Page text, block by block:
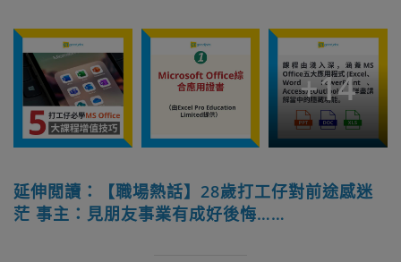
+14
延伸閲讀：【職場熱話】28歲打工仔對前途感迷
茫 事主：見朋友事業有成好後悔……